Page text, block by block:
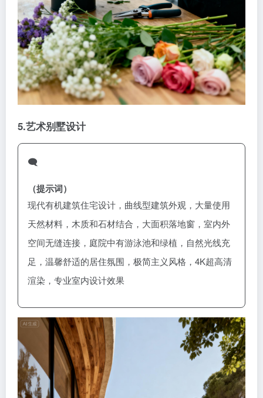
5.艺术别墅设计
🗨️
（提示词）
现代有机建筑住宅设计，曲线型建筑外观，大量使用
天然材料，木质和石材结合，大面积落地窗，室内外
空间无缝连接，庭院中有游泳池和绿植，自然光线充
足，温馨舒适的居住氛围，极简主义风格，4K超高清
渲染，专业室内设计效果